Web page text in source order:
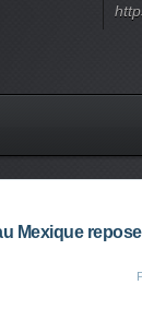
Mexique